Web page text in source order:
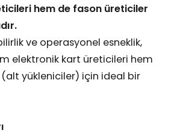
hem de fason üreticiler
ve operasyonel esneklik,
elektronik kart üreticileri hem
yükleniciler) için ideal bir